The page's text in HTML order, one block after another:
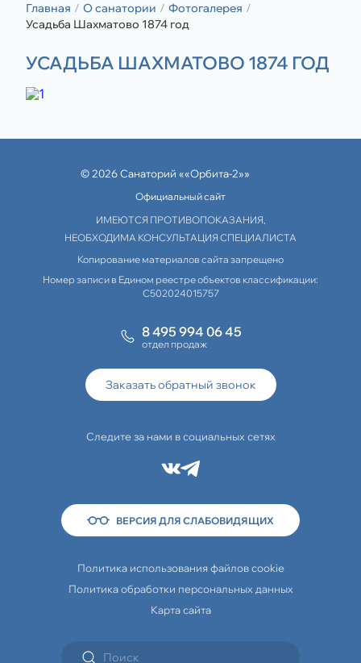
Главная О санатории
Фотогалерея
Усадьба Шахматово 1874 год
УСАДЬБА ШАХМАТОВО 1874 ГОД
© 2026 Санаторий ««Орбита-2»»
Официальный сайт
ИМЕЮТСЯ ПРОТИВОПОКАЗАНИЯ,
НЕОБХОДИМА КОНСУЛЬТАЦИЯ СПЕЦИАЛИСТА
Копирование материалов сайта запрещено
Номер записи в Едином реестре объектов классификации:
С502024015757
8 495 994 06 45
отдел продаж
Заказать обратный звонок
Следите за нами в социальных сетях
ВЕРСИЯ ДЛЯ СЛАБОВИДЯЩИХ
Политика использования файлов cookie
Политика обработки персональных данных
Карта сайта